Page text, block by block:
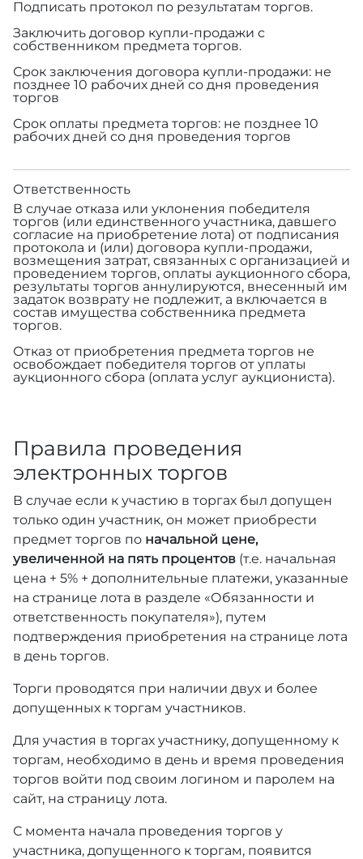
Подписать протокол по результатам торгов.
Заключить договор купли-продажи с
собственником предмета торгов.
Срок заключения договора купли-продажи: не
позднее 10 рабочих дней со дня проведения
торгов
Срок оплаты предмета торгов: не позднее 10
рабочих дней со дня проведения торгов
Ответственность
В случае отказа или уклонения победителя
торгов (или единственного участника, давшего
согласие на приобретение лота) от подписания
протокола и (или) договора купли-продажи,
возмещения затрат, связанных с организацией и
проведением торгов, оплаты аукционного сбора,
результаты торгов аннулируются, внесенный им
задаток возврату не подлежит, а включается в
состав имущества собственника предмета
торгов.
Отказ от приобретения предмета торгов не
освобождает победителя торгов от уплаты
аукционного сбора (оплата услуг аукциониста).
Правила проведения
электронных торгов
В случае если к участию в торгах был допущен
только один участник, он может приобрести
предмет торгов по начальной цене,
увеличенной на пять процентов (т.е. начальная
цена + 5% + дополнительные платежи, указанные
на странице лота в разделе «Обязанности и
ответственность покупателя»), путем
подтверждения приобретения на странице лота
в день торгов.
Торги проводятся при наличии двух и более
допущенных к торгам участников.
Для участия в торгах участнику, допущенному к
торгам, необходимо в день и время проведения
торгов войти под своим логином и паролем на
сайт, на страницу лота.
С момента начала проведения торгов у
участника, допущенного к торгам, появится